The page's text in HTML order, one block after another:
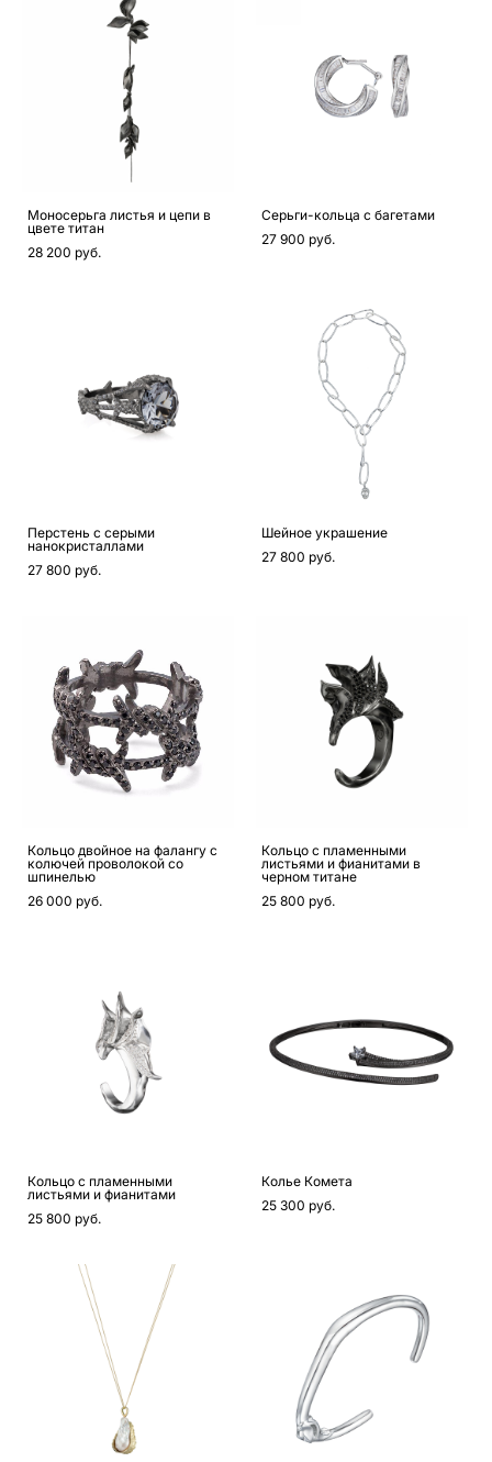
Моносерьга листья и цепи в
цвете титан
28 200 pуб.
Серьги-кольца с багетами
27 900 pуб.
Перстень с серыми
нанокристаллами
27 800 pуб.
Шейное украшение
27 800 pуб.
Кольцо двойное на фалангу с
колючей проволокой со
шпинелью
26 000 pуб.
Кольцо с пламенными
листьями и фианитами в
черном титане
25 800 pуб.
Кольцо с пламенными
листьями и фианитами
25 800 pуб.
Колье Комета
25 300 pуб.